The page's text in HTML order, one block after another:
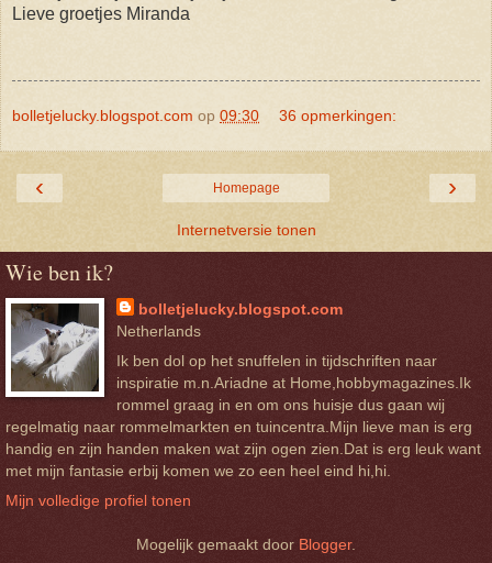
Lieve groetjes Miranda
bolletjelucky.blogspot.com op 09:30 36 opmerkingen:
‹ ›
Homepage
Internetversie tonen
Wie ben ik?
bolletjelucky.blogspot.com
Netherlands
Ik ben dol op het snuffelen in tijdschriften naar
inspiratie m.n.Ariadne at Home,hobbymagazines.Ik
rommel graag in en om ons huisje dus gaan wij
regelmatig naar rommelmarkten en tuincentra.Mijn lieve man is erg
handig en zijn handen maken wat zijn ogen zien.Dat is erg leuk want
met mijn fantasie erbij komen we zo een heel eind hi,hi.
Mijn volledige profiel tonen
Mogelijk gemaakt door Blogger.